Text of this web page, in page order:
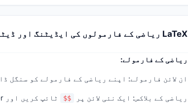
LaTeX ریاضی کے فارمولوں کی ایڈیٹنگ اور ڈیٹا ٹیبل کیسے داخل کریں؟
ریاضی کے فارمولے:
ان لائن فارمولے: اپنے ریاضی کے فارمولے کو سنگل
ریاضی کے بلاکس: ایک نئی لائن پر $$